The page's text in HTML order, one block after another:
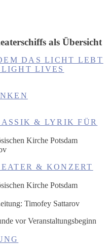
als Übersicht
DAS LICHT LEBT
LIVES
& LYRIK FÜR
Kirche Potsdam
& KONZERT
Kirche Potsdam
Timofey Sattarov
vor Veranstaltungsbeginn